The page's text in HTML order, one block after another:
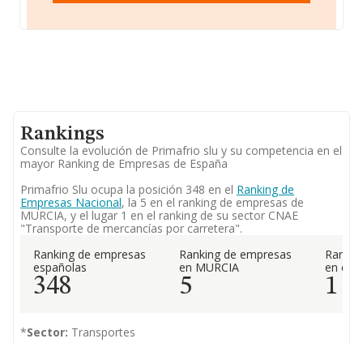
Rankings
Consulte la evolución de Primafrio slu y su competencia en el
mayor Ranking de Empresas de España
Primafrio Slu ocupa la posición 348 en el Ranking de
Empresas Nacional, la 5 en el ranking de empresas de
MURCIA, y el lugar 1 en el ranking de su sector CNAE
"Transporte de mercancías por carretera".
Ranking de empresas
españolas
348
Ranking de empresas
en MURCIA
5
en el
1
*Sector: Transportes